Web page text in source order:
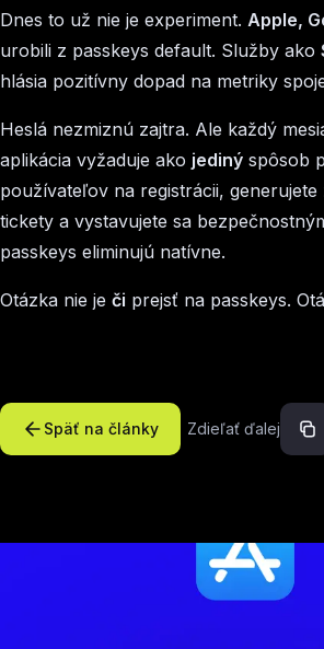
Dnes to už nie je experiment. Apple,
urobili z passkeys default. Služby ako
hlásia pozitívny dopad na metriky
Heslá nezmiznú zajtra. Ale každý
aplikácia vyžaduje ako jediný spôsob
používateľov na registrácii,
tickety a vystavujete sa
passkeys eliminujú natívne.
Otázka nie je či prejsť na passkeys.
Späť na články Zdieľať ďalej